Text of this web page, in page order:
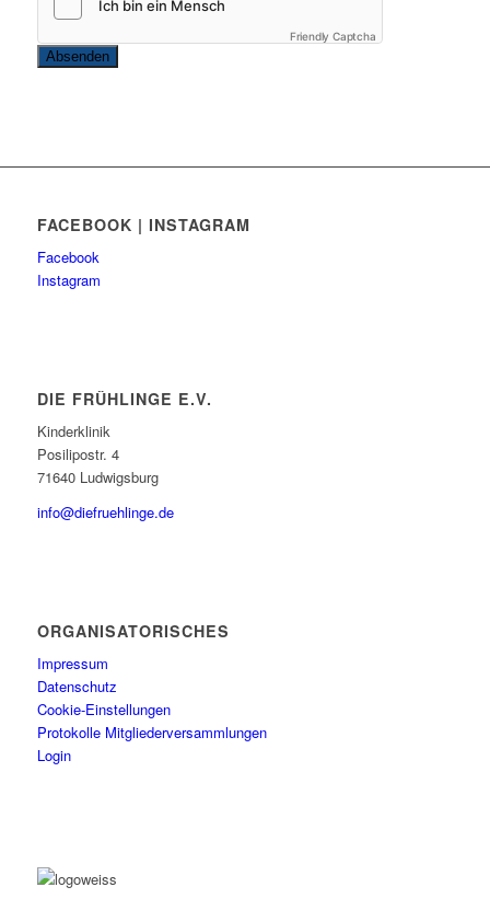
Friendly Captcha
Absenden
FACEBOOK | INSTAGRAM
Facebook
Instagram
DIE FRÜHLINGE E.V.
Kinderklinik
Posilipostr. 4
71640 Ludwigsburg
info@diefruehlinge.de
ORGANISATORISCHES
Impressum
Datenschutz
Cookie-Einstellungen
Protokolle Mitgliederversammlungen
Login